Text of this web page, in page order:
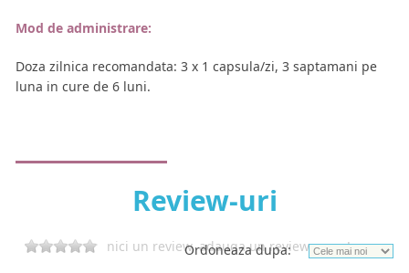
Mod de administrare:
Doza zilnica recomandata: 3 x 1 capsula/zi, 3 saptamani pe
luna in cure de 6 luni.
Review-uri
nici un review, adauga un review acum!
Ordoneaza dupa: